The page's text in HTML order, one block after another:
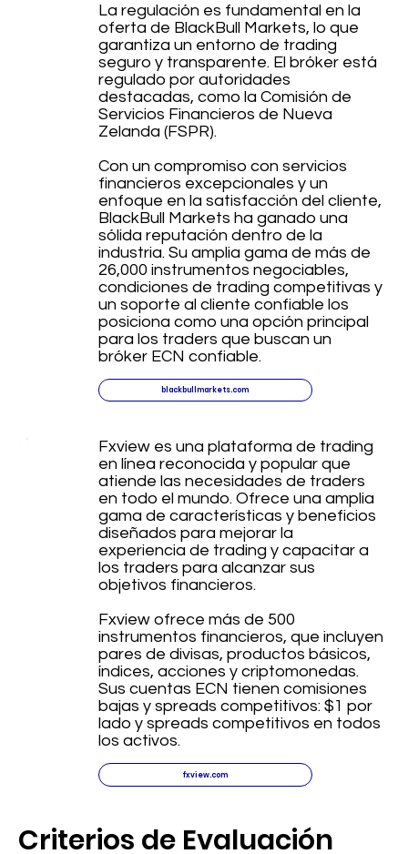
La regulación es fundamental en la
oferta de BlackBull Markets, lo que
garantiza un entorno de trading
seguro y transparente. El bróker está
regulado por autoridades
destacadas, como la Comisión de
Servicios Financieros de Nueva
Zelanda (FSPR).
Con un compromiso con servicios
financieros excepcionales y un
enfoque en la satisfacción del cliente,
BlackBull Markets ha ganado una
sólida reputación dentro de la
industria. Su amplia gama de más de
26,000 instrumentos negociables,
condiciones de trading competitivas y
un soporte al cliente confiable los
posiciona como una opción principal
para los traders que buscan un
bróker ECN confiable.
blackbullmarkets.com
Criterios de Evaluación
Fxview es una plataforma de trading
en línea reconocida y popular que
atiende las necesidades de traders
en todo el mundo. Ofrece una amplia
gama de características y beneficios
diseñados para mejorar la
experiencia de trading y capacitar a
los traders para alcanzar sus
objetivos financieros.
Fxview ofrece más de 500
instrumentos financieros, que incluyen
pares de divisas, productos básicos,
índices, acciones y criptomonedas.
Sus cuentas ECN tienen comisiones
bajas y spreads competitivos: $1 por
lado y spreads competitivos en todos
los activos.
fxview.com